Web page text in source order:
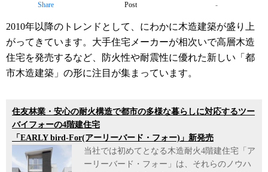
Share Post -
2010年以降のトレンドとして、にわかに木造建築が盛り上
がってきています。大手住宅メーカーが相次いで高層木造
住宅を発売するなど、防火性や耐震性に優れた新しい「都
市木造建築」の形に注目が集まっています。
住友林業・安心の耐火構造で都市の多様な暮らしに対応するツー
バイフォーの4階建住宅
「EARLY bird-For(アーリーバード・フォー)」新発売
当社では初めてとなる木造耐火4階建住宅「ア
ーリーバード・フォー」は、それらのノウハ